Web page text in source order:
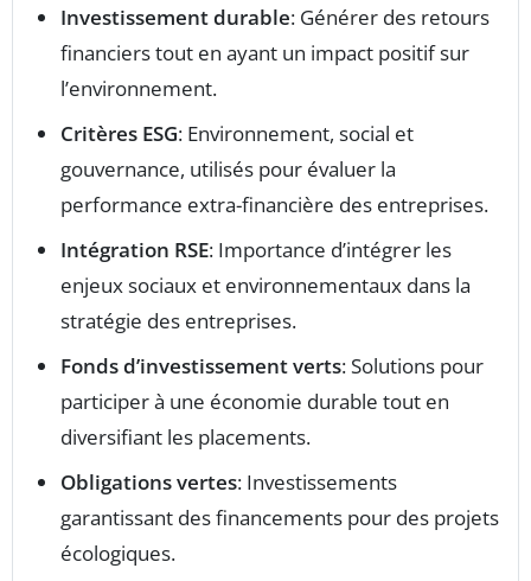
Investissement durable: Générer des retours
financiers tout en ayant un impact positif sur
l’environnement.
Critères ESG: Environnement, social et
gouvernance, utilisés pour évaluer la
performance extra-financière des entreprises.
Intégration RSE: Importance d’intégrer les
enjeux sociaux et environnementaux dans la
stratégie des entreprises.
Fonds d’investissement verts: Solutions pour
participer à une économie durable tout en
diversifiant les placements.
Obligations vertes: Investissements
garantissant des financements pour des projets
écologiques.